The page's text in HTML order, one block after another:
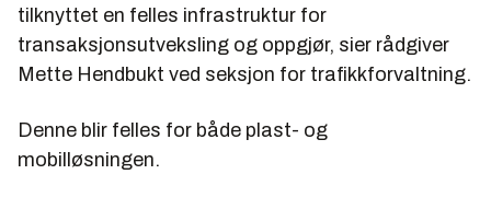
tilknyttet en felles infrastruktur for
transaksjonsutveksling og oppgjør, sier rådgiver
Mette Hendbukt ved seksjon for trafikkforvaltning.
Denne blir felles for både plast- og
mobilløsningen.